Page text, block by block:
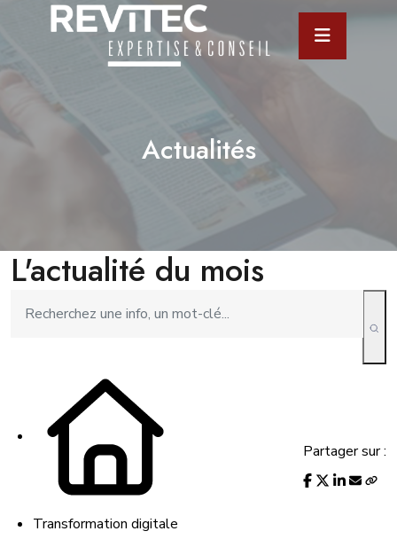
Actualités
L'actualité du mois
Transformation digitale
Partager sur :